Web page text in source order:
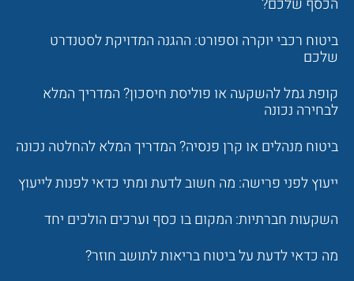
הכסף שלכם?
ביטוח רכבי יוקרה וספורט: ההגנה המדויקת לסטנדרט
שלכם
קופת גמל להשקעה או פוליסת חיסכון? המדריך המלא
לבחירה נכונה
ביטוח מנהלים או קרן פנסיה? המדריך המלא להחלטה נכונה
ייעוץ לפני פרישה: מה חשוב לדעת ומתי כדאי לפנות לייעוץ
השקעות חברתיות: המקום בו כסף וערכים הולכים יחד
מה כדאי לדעת על ביטוח בריאות לתושב חוזר?